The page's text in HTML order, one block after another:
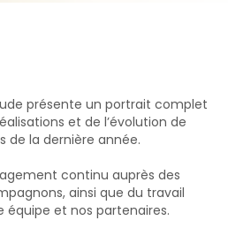
présente un portrait complet
et de l’évolution de
de la dernière année.
continu auprès des
ainsi que du travail
équipe et nos partenaires.